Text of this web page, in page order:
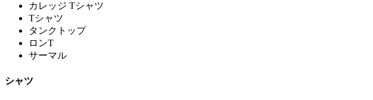
カレッジ Tシャツ
Tシャツ
タンクトップ
ロンT
サーマル
シャツ